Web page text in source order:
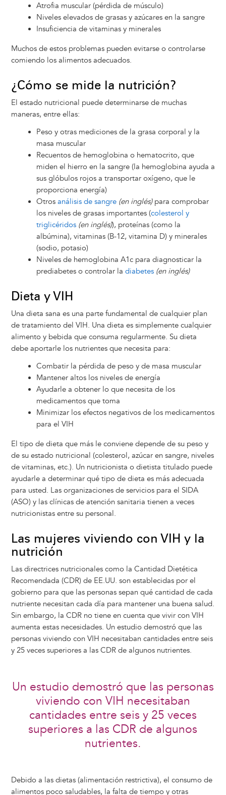
Atrofia muscular (pérdida de músculo)
Niveles elevados de grasas y azúcares en la sangre
Insuficiencia de vitaminas y minerales
Muchos de estos problemas pueden evitarse o controlarse
comiendo los alimentos adecuados.
¿Cómo se mide la nutrición?
El estado nutricional puede determinarse de muchas
maneras, entre ellas:
Peso y otras mediciones de la grasa corporal y la
masa muscular
Recuentos de hemoglobina o hematocrito, que
miden el hierro en la sangre (la hemoglobina ayuda a
sus glóbulos rojos a transportar oxígeno, que le
proporciona energía)
Otros análisis de sangre (en inglés)para comprobar
los niveles de grasas importantes (colesterol y
triglicéridos (en inglés)), proteínas (como la
albúmina), vitaminas (B-12, vitamina D) y minerales
(sodio, potasio)
Niveles de hemoglobina A1c para diagnosticar la
prediabetes o controlar la diabetes (en inglés)
Dieta y VIH
Una dieta sana es una parte fundamental de cualquier plan
de tratamiento del VIH. Una dieta es simplemente cualquier
alimento y bebida que consuma regularmente. Su dieta
debe aportarle los nutrientes que necesita para:
Combatir la pérdida de peso y de masa muscular
Mantener altos los niveles de energía
Ayudarle a obtener lo que necesita de los
medicamentos que toma
Minimizar los efectos negativos de los medicamentos
para el VIH
El tipo de dieta que más le conviene depende de su peso y
de su estado nutricional (colesterol, azúcar en sangre, niveles
de vitaminas, etc.). Un nutricionista o dietista titulado puede
ayudarle a determinar qué tipo de dieta es más adecuada
para usted. Las organizaciones de servicios para el SIDA
(ASO) y las clínicas de atención sanitaria tienen a veces
nutricionistas entre su personal.
Las mujeres viviendo con VIH y la
nutrición
Las directrices nutricionales como la Cantidad Dietética
Recomendada (CDR) de EE.UU. son establecidas por el
gobierno para que las personas sepan qué cantidad de cada
nutriente necesitan cada día para mantener una buena salud.
Sin embargo, la CDR no tiene en cuenta que vivir con VIH
aumenta estas necesidades. Un estudio demostró que las
personas viviendo con VIH necesitaban cantidades entre seis
y 25 veces superiores a las CDR de algunos nutrientes.
Un estudio demostró que las personas
viviendo con VIH necesitaban
cantidades entre seis y 25 veces
superiores a las CDR de algunos
nutrientes.
Debido a las dietas (alimentación restrictiva), el consumo de
alimentos poco saludables, la falta de tiempo y otras